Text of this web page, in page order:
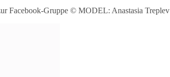
Facebook-Gruppe © MODEL: Anastasia Treplev